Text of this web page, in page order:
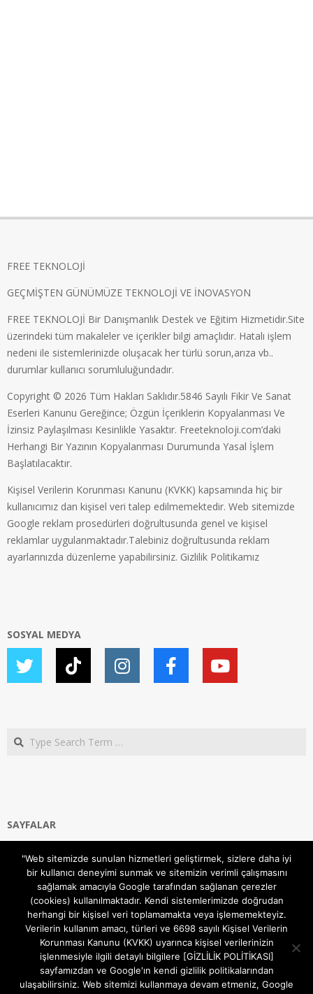
FREE TEKNOLOJİ
GEÇMİŞTEN GÜNÜMÜZE TEKNOLOJİ VE İNOVASYON
FREE TEKNOLOJİ Bir Danışmanlık Destek ve Eğitim Hizmetidir.Site
üzerindeki tüm makaleler ve içerikler bilgi amaçlıdır. Hatalı işlem
nedeni ile sistemlerinizde oluşacak her türlü sorun,arıza vb..
durumlar kullanıcı sorumluluğundadır.
Copyright © 2026 Tüm Hakları Saklıdır.5846 Sayılı Fikir Ve Sanat
Eserleri Kanunu Gereğince; Özgün İçeriklerin Kopyalanması Ve
İzinsiz Paylaşılması Kesinlikle Yasaktır. Freeteknoloji.com’daki
Herhangi Bir Yazının Kopyalanması Durumunda Yasal İşlem
Başlatılacaktır.
Kişisel Verilerin Korunması Kanunu (KVKK) kapsamında hiç bir
kullanıcımız dan kişisel veri talep edilmemektedir. Web sitemizde
Google reklam prosedürleri doğrultusunda genel ve kişisel
reklamlar uygulanmaktadır.Talebiniz doğrultusunda reklam
ayarlarınızda düzenleme yapabilirsiniz. Gizlilik Politikamız
SOSYAL MEDYA
Search
SAYFALAR
Gizlilik ve Çerezler (Cookies) Politikası
Hakkımızda
İletişim Kanalları
MODEM KURULUM
TEKNİK DESTEK
TELEVİZYON SİSTEMLERİ
"Web sitemizde sunulan hizmetleri geliştirmek, sizlere daha iyi
bir kullanıcı deneyimi sunmak ve sitemizin verimli çalışmasını
sağlamak amacıyla Google tarafından sağlanan çerezler
(cookies) kullanılmaktadır. Kendi sistemlerimizde doğrudan
herhangi bir kişisel veri toplamamakta veya işlememekteyiz.
Verilerin kullanım amacı, türleri ve 6698 sayılı Kişisel Verilerin
Korunması Kanunu (KVKK) uyarınca kişisel verilerinizin
işlenmesiyle ilgili detaylı bilgilere [GİZLİLİK POLİTİKASI]
sayfamızdan ve Google'ın kendi gizlilik politikalarından
ulaşabilirsiniz. Web sitemizi kullanmaya devam etmeniz, Google